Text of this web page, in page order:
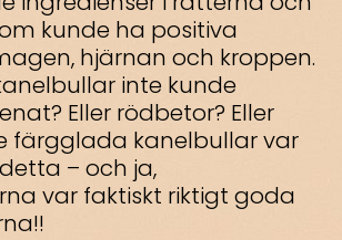
kunde ha positiva
hjärnan och kroppen.
inte kunde
Eller rödbetor? Eller
färgglada kanelbullar var
– och ja,
var faktiskt riktigt goda